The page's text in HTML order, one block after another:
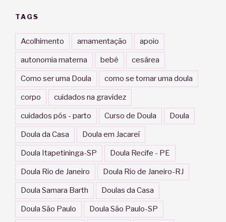
TAGS
Acolhimento amamentação apoio
autonomia materna bebê cesárea
Como ser uma Doula como se tornar uma doula
corpo cuidados na gravidez
cuidados pós - parto Curso de Doula Doula
Doula da Casa Doula em Jacareí
Doula Itapetininga-SP Doula Recife - PE
Doula Rio de Janeiro Doula Rio de Janeiro-RJ
Doula Samara Barth Doulas da Casa
Doula São Paulo Doula São Paulo-SP